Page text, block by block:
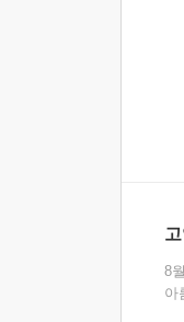
8
아